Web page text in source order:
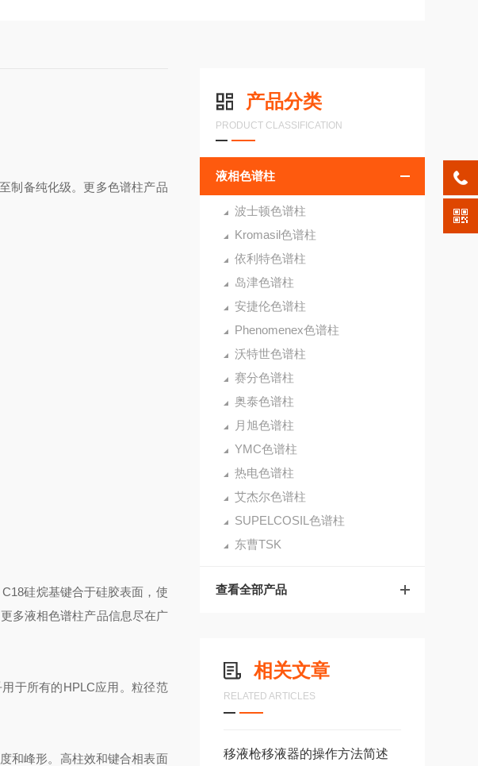
产品分类
PRODUCT CLASSIFICATION
液相色谱柱
波士顿色谱柱
Kromasil色谱柱
依利特色谱柱
岛津色谱柱
安捷伦色谱柱
Phenomenex色谱柱
沃特世色谱柱
赛分色谱柱
奥泰色谱柱
月旭色谱柱
YMC色谱柱
热电色谱柱
艾杰尔色谱柱
SUPELCOSIL色谱柱
东曹TSK
查看全部产品
相关文章
RELATED ARTICLES
移液枪移液器的操作方法简述
制备纯化级。更多色谱柱产品
硅烷基键合于硅胶表面，使
多液相色谱柱产品信息尽在广
于所有的HPLC应用。粒径范
和峰形。高柱效和键合相表面